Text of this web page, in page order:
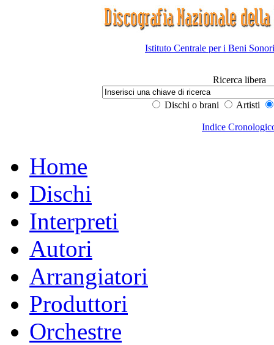
Istituto Centrale per i Beni
Ricerca libera
Dischi o brani Artisti
Indice
Home
Dischi
Interpreti
Autori
Arrangiatori
Produttori
Orchestre